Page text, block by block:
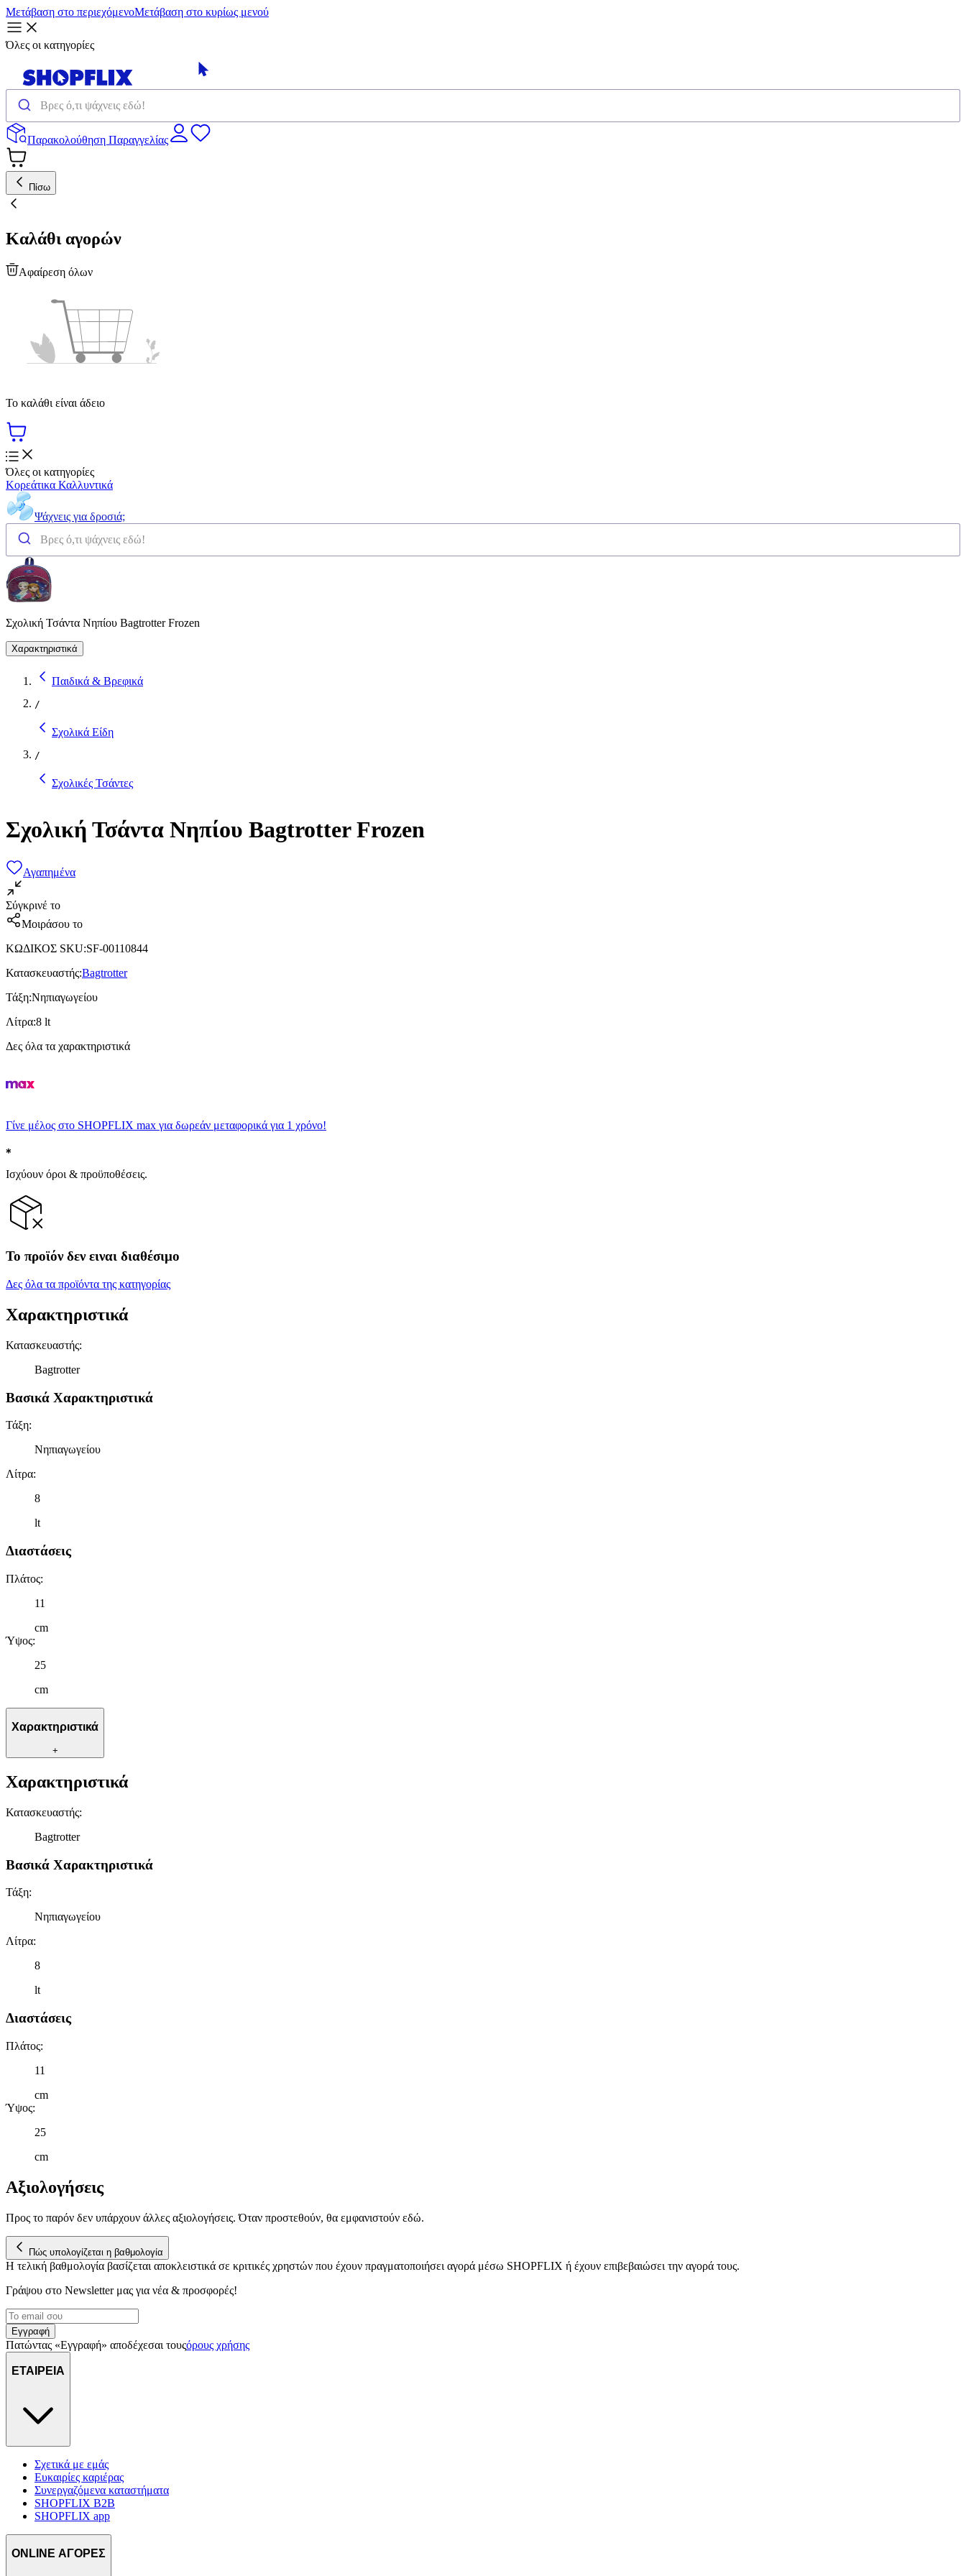
Μετάβαση στο περιεχόμενοΜετάβαση στο κυρίως μενού
Όλες οι κατηγορίες
Παρακολούθηση Παραγγελίας
Πίσω
Καλάθι αγορών
Αφαίρεση όλων
Το καλάθι είναι άδειο
Όλες οι κατηγορίες
Κορεάτικα Καλλυντικά
Ψάχνεις για δροσιά;
Σχολική Τσάντα Νηπίου Bagtrotter Frozen
Χαρακτηριστικά
Παιδικά & Βρεφικά
/
Σχολικά Είδη
/
Σχολικές Τσάντες
Σχολική Τσάντα Νηπίου Bagtrotter Frozen
Αγαπημένα
Σύγκρινέ το
Μοιράσου το
ΚΩΔΙΚΟΣ SKU:SF-00110844
Κατασκευαστής:Bagtrotter
Τάξη:Νηπιαγωγείου
Λίτρα:8 lt
Δες όλα τα χαρακτηριστικά
Γίνε μέλος στο SHOPFLIX max για δωρεάν μεταφορικά για 1 χρόνο!
Ισχύουν όροι & προϋποθέσεις.
Το προϊόν δεν ειναι διαθέσιμο
Δες όλα τα προϊόντα της κατηγορίας
Χαρακτηριστικά
Κατασκευαστής:
Bagtrotter
Βασικά Χαρακτηριστικά
Τάξη:
Νηπιαγωγείου
Λίτρα:
8
lt
Διαστάσεις
Πλάτος:
11
cm
Ύψος:
25
cm
Χαρακτηριστικά
+
Χαρακτηριστικά
Κατασκευαστής:
Bagtrotter
Βασικά Χαρακτηριστικά
Τάξη:
Νηπιαγωγείου
Λίτρα:
8
lt
Διαστάσεις
Πλάτος:
11
cm
Ύψος:
25
cm
Αξιολογήσεις
Προς το παρόν δεν υπάρχουν άλλες αξιολογήσεις. Όταν προστεθούν, θα εμφανιστούν εδώ.
Πώς υπολογίζεται η βαθμολογία
Η τελική βαθμολογία βασίζεται αποκλειστικά σε κριτικές χρηστών που έχουν πραγματοποιήσει αγορά μέσω SHOPFLIX ή έχουν επιβεβαιώσει την αγορά τους.
Γράψου στο Νewsletter μας για νέα & προσφορές!
Εγγραφή
Πατώντας «Εγγραφή» αποδέχεσαι τουςόρους χρήσης
ΕΤΑΙΡΕΙΑ
Σχετικά με εμάς
Ευκαιρίες καριέρας
Συνεργαζόμενα καταστήματα
SHOPFLIX B2B
SHOPFLIX app
ONLINE ΑΓΟΡΕΣ